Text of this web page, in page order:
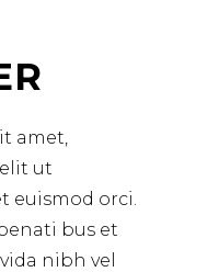
amet,
ut
euismod orci.
bus et
nibh vel